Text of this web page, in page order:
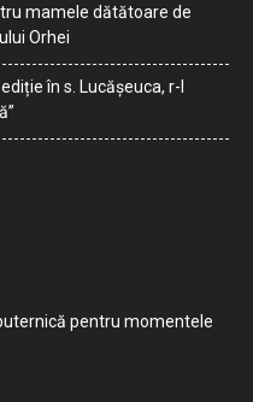
mamele dătătoare de
Orhei
în s. Lucășeuca, r-l
pentru momentele